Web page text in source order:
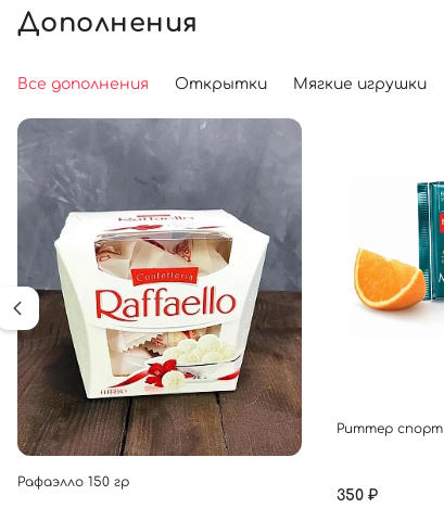
Дополнения
Все дополнения Открытки Мягкие игрушки
Рафаэлло 150 гр
Риттер спорт
350 ₽